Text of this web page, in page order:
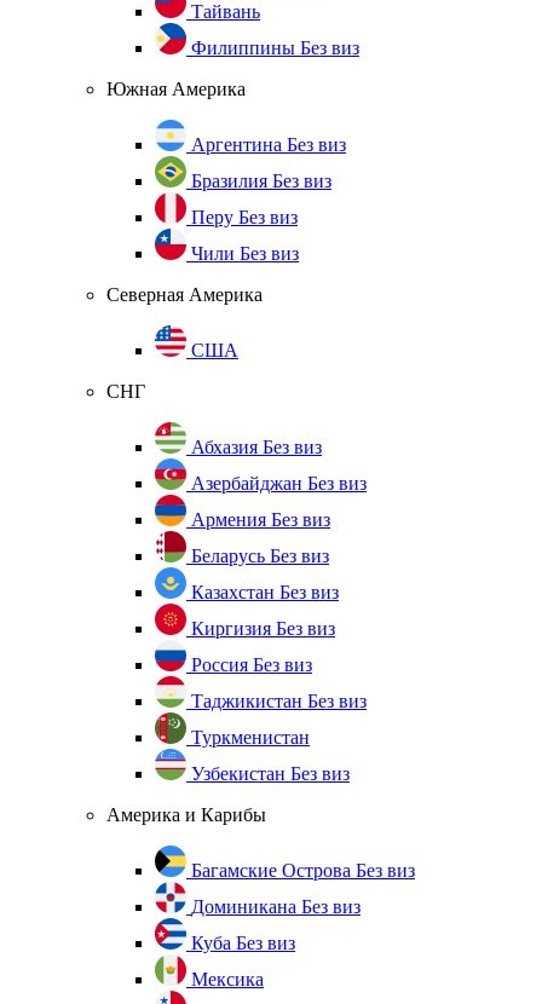
Тайвань
Филиппины Без виз
Южная Америка
Аргентина Без виз
Бразилия Без виз
Перу Без виз
Чили Без виз
Северная Америка
США
СНГ
Абхазия Без виз
Азербайджан Без виз
Армения Без виз
Беларусь Без виз
Казахстан Без виз
Киргизия Без виз
Россия Без виз
Таджикистан Без виз
Туркменистан
Узбекистан Без виз
Америка и Карибы
Багамские Острова Без виз
Доминикана Без виз
Куба Без виз
Мексика